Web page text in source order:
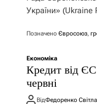
України» (Ukraine
Позначено Євросоюз,
Економіка
Кредит від ЄС
червні
ВідФедоренко